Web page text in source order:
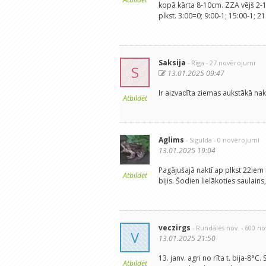
kopā kārta 8-10cm. ZZA vējš
plkst. 3:00=0; 9:00-1; 15:00-1;
S
Atbildēt
Saksija - Rīga - 27 novērojumi
13.01.2025 09:47
Ir aizvadīta ziemas aukstākā
Atbildēt
Aglims - Sigulda - 0 novērojumi
13.01.2025 19:04
Pagājušajā naktī ap plkst
bijis. Šodien lielākoties
V
Atbildēt
veczirgs - Rundāles nov. - 600
13.01.2025 21:50
13. janv. agri no rīta t. bija-